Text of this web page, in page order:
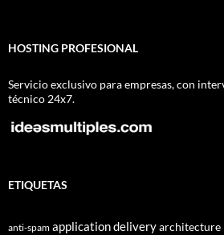
HOSTING PROFESIONAL
Servicio exclusivo para empresas, con
técnico 24x7.
ETIQUETAS
anti-spam application deliveryarchitecture